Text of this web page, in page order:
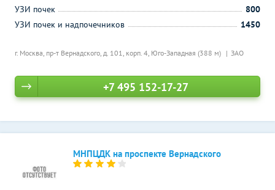
г. Москва, пр-т Вернадского, д. 101, корп. 4, Юго-Западная (388 м) ЗАО
УЗИ почек
800
УЗИ почек и надпочечников
1450
+7 495 152-17-27
МНПЦДК на проспекте Вернадского